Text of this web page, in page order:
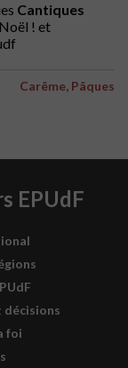
Cantiques
! et
Carême, Pâques
EPUdF
décisions
foi